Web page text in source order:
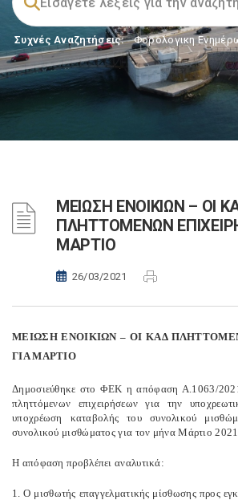
Συχνές Αναζητήσεις: Φορολογικη
ΜΕΙΩΣΗ ΕΝΟΙΚΙΩΝ – ΟΙ
ΠΛΗΤΤΟΜΕΝΩΝ
ΜΑΡΤΙΟ
26/03/2021
ΜΕΙΩΣΗ ΕΝΟΙΚΙΩΝ – ΟΙ ΚΑΔ
ΓΙΑ ΜΑΡΤΙΟ
Δημοσιεύθηκε στο ΦΕΚ η απόφαση Α.1063/
πληττόμενων επιχειρήσεων για την
υποχρέωση καταβολής του συνολικού
συνολικού μισθώματος για τον μήνα Μάρτιο
Η απόφαση προβλέπει αναλυτικά:
1. Ο μισθωτής επαγγελματικής μίσθωσης προς